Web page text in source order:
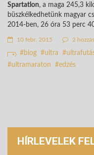
Spartatlon, a maga 245,3
büszkélkedhetünk magyar
2014-ben, 26 óra 53 perc
10 febr. 2015 2
blog ultra
ultramaraton
edzés
HÍRLEVELEK